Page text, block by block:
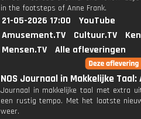
in the footsteps of Anne Frank.
21-05-2026 17:00
YouTube
Amusement.TV
Cultuur.TV
Mensen.TV
Alle afleveringen
NOS Journaal in Makkelijke Taal:
Journaal in makkelijke taal met extra
een rustig tempo. Met het laatste
weer.